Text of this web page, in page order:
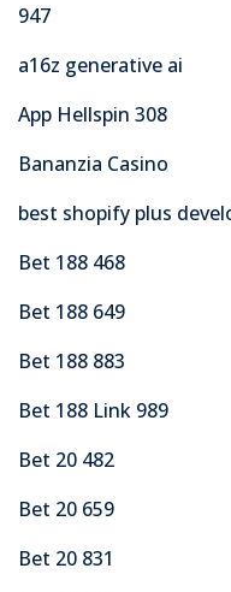
947
a16z generative ai
App Hellspin 308
Bananzia Casino
best shopify plus
Bet 188 468
Bet 188 649
Bet 188 883
Bet 188 Link 989
Bet 20 482
Bet 20 659
Bet 20 831